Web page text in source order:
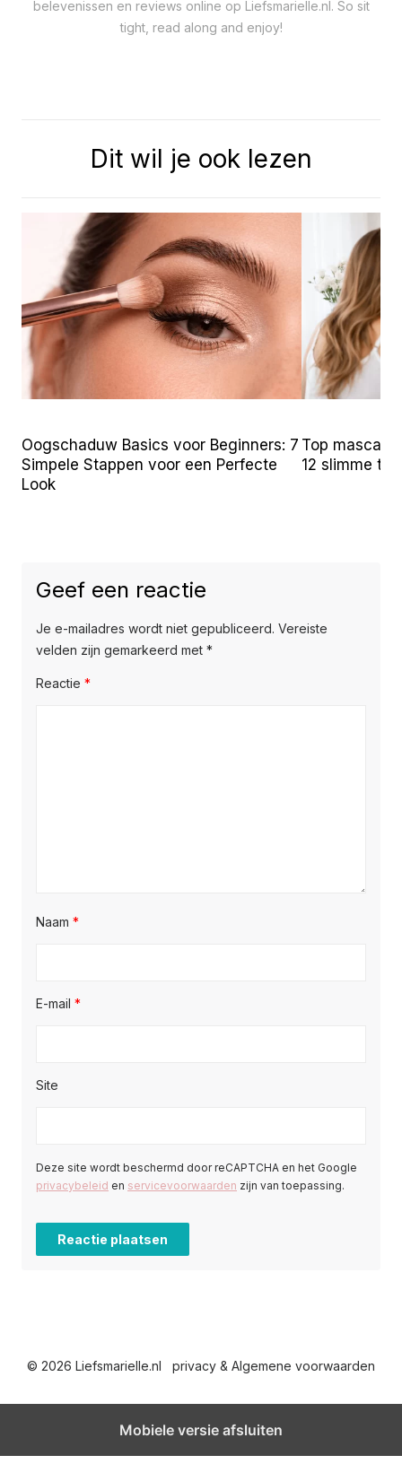
belevenissen en reviews online op Liefsmarielle.nl. So sit
tight, read along and enjoy!
Dit wil je ook lezen
Oogschaduw Basics voor Beginners: 7
Simpele Stappen voor een Perfecte
Look
Top
12 slimme
Geef een reactie
Je e-mailadres wordt niet gepubliceerd. Vereiste
velden zijn gemarkeerd met *
Reactie *
Naam *
E-mail *
Site
Deze site wordt beschermd door reCAPTCHA en het Google
privacybeleid en servicevoorwaarden zijn van toepassing.
© 2026 Liefsmarielle.nl privacy & Algemene voorwaarden
Mobiele versie afsluiten